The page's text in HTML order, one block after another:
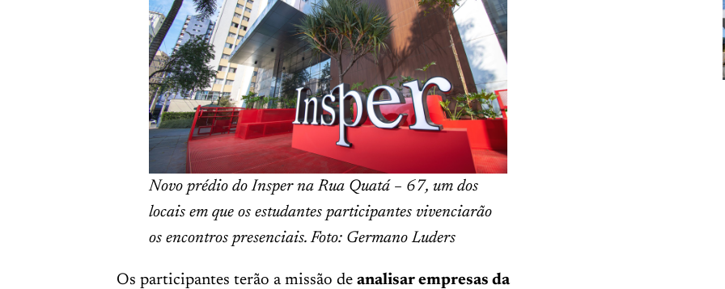
Novo prédio do Insper na Rua Quatá – 67, um dos
locais em que os estudantes participantes vivenciarão
os encontros presenciais. Foto: Germano Luders
Os participantes terão a missão de analisar empresas da